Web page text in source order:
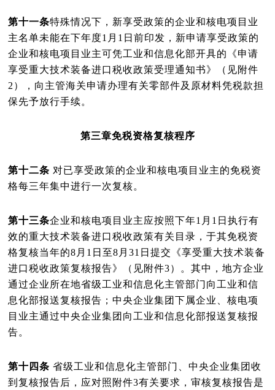
第十一条特殊情况下，新享受政策的企业和核电项目业
主名单未能在下年度1月1日前印发，新申请享受政策的
企业和核电项目业主可凭工业和信息化部开具的《申请
享受重大技术装备进口税收政策受理通知书》（见附件
2），向主管海关申请办理有关零部件及原材料凭税款担
保先予放行手续。
第三章免税资格复核程序
第十二条 对已享受政策的企业和核电项目业主的免税资
格每三年集中进行一次复核。
第十三条企业和核电项目业主应按照下年1 月 1 日执行有
效的重大技术装备进口税收政策有关目录，于其免税资
格复核当年的8 月 1 日至8 月31 日提交《享受重大技术装备
进口税收政策复核报告》（见附件3）。其中，地方企业
通过企业所在地省级工业和信息化主管部门向工业和信
息化部报送复核报告；中央企业集团下属企业、核电项
目业主通过中央企业集团向工业和信息化部报送复核报
告。
第十四条 省级工业和信息化主管部门、中央企业集团收
到复核报告后，应对照附件3有关要求，审核复核报告是